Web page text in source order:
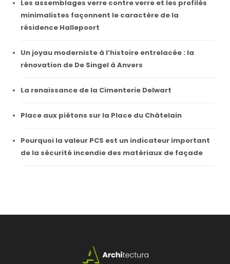
Les assemblages verre contre verre et les profilés
minimalistes façonnent le caractère de la
résidence Hallepoort
Un joyau moderniste à l’histoire entrelacée : la
rénovation de De Singel à Anvers
La renaissance de la Cimenterie Delwart
Place aux piétons sur la Place du Châtelain
Pourquoi la valeur PCS est un indicateur important
de la sécurité incendie des matériaux de façade